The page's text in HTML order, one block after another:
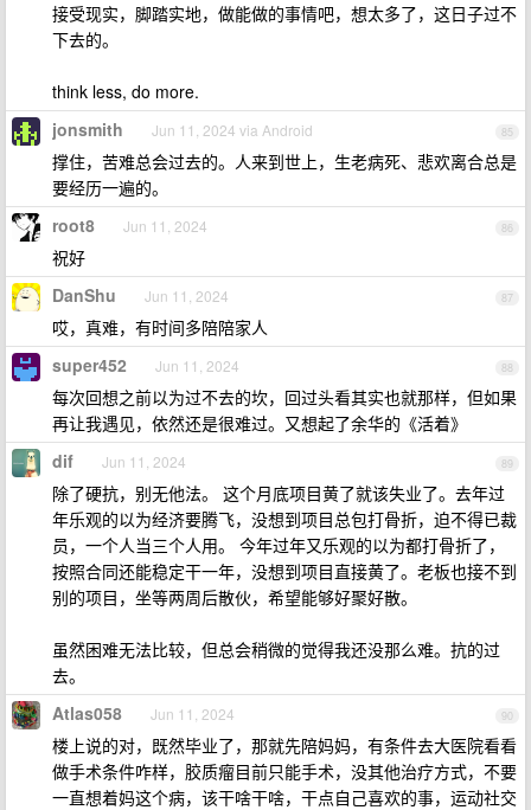
接受现实，脚踏实地，做能做的事情吧，想太多了，这日子过不
下去的。
think less, do more.
85
jonsmith Jun 11, 2024 via Android
撑住，苦难总会过去的。人来到世上，生老病死、悲欢离合总是
要经历一遍的。
86
root8 Jun 11, 2024
祝好
87
DanShu Jun 11, 2024
哎，真难，有时间多陪陪家人
88
super452 Jun 11, 2024
每次回想之前以为过不去的坎，回过头看其实也就那样，但如果
再让我遇见，依然还是很难过。又想起了余华的《活着》
89
dif Jun 11, 2024
除了硬抗，别无他法。 这个月底项目黄了就该失业了。去年过
年乐观的以为经济要腾飞，没想到项目总包打骨折，迫不得已裁
员，一个人当三个人用。 今年过年又乐观的以为都打骨折了，
按照合同还能稳定干一年，没想到项目直接黄了。老板也接不到
别的项目，坐等两周后散伙，希望能够好聚好散。
虽然困难无法比较，但总会稍微的觉得我还没那么难。抗的过
去。
90
Atlas058 Jun 11, 2024
楼上说的对，既然毕业了，那就先陪妈妈，有条件去大医院看看
做手术条件咋样，胶质瘤目前只能手术，没其他治疗方式，不要
一直想着妈这个病，该干啥干啥，干点自己喜欢的事，运动社交